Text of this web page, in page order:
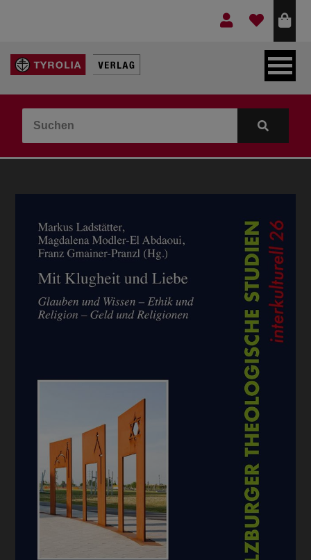
LEBEN & GLAUBE
KINDER- & JUGENDBUCH
IDEEN & BEGLEITMATERIAL